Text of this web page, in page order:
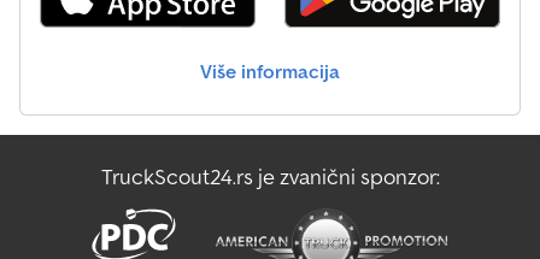
Linde H16T
Linde H35D
Linde H40D
Više informacija
TruckScout24.rs je zvanični sponzor: